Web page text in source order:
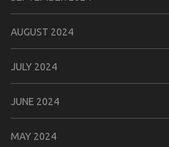
AUGUST 2024
JULY 2024
JUNE 2024
MAY 2024